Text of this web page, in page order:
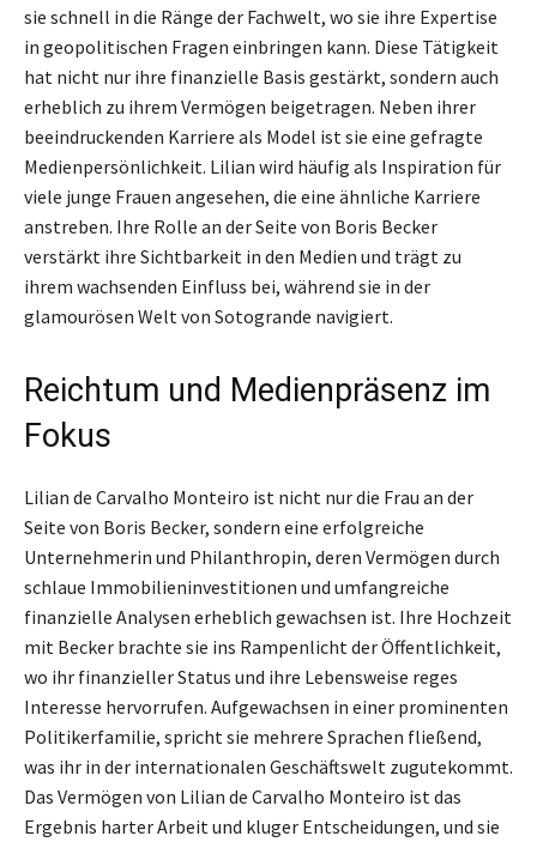
sie schnell in die Ränge der Fachwelt, wo sie ihre Expertise
in geopolitischen Fragen einbringen kann. Diese Tätigkeit
hat nicht nur ihre finanzielle Basis gestärkt, sondern auch
erheblich zu ihrem Vermögen beigetragen. Neben ihrer
beeindruckenden Karriere als Model ist sie eine gefragte
Medienpersönlichkeit. Lilian wird häufig als Inspiration für
viele junge Frauen angesehen, die eine ähnliche Karriere
anstreben. Ihre Rolle an der Seite von Boris Becker
verstärkt ihre Sichtbarkeit in den Medien und trägt zu
ihrem wachsenden Einfluss bei, während sie in der
glamourösen Welt von Sotogrande navigiert.
Reichtum und Medienpräsenz im
Fokus
Lilian de Carvalho Monteiro ist nicht nur die Frau an der
Seite von Boris Becker, sondern eine erfolgreiche
Unternehmerin und Philanthropin, deren Vermögen durch
schlaue Immobilieninvestitionen und umfangreiche
finanzielle Analysen erheblich gewachsen ist. Ihre Hochzeit
mit Becker brachte sie ins Rampenlicht der Öffentlichkeit,
wo ihr finanzieller Status und ihre Lebensweise reges
Interesse hervorrufen. Aufgewachsen in einer prominenten
Politikerfamilie, spricht sie mehrere Sprachen fließend,
was ihr in der internationalen Geschäftswelt zugutekommt.
Das Vermögen von Lilian de Carvalho Monteiro ist das
Ergebnis harter Arbeit und kluger Entscheidungen, und sie